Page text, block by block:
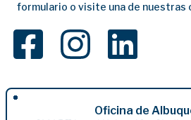
formulario o visite una de nuestras
Oficina de